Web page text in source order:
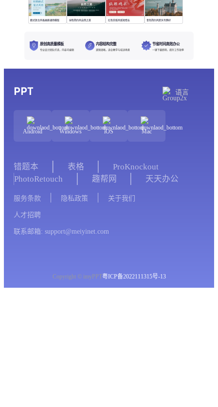
欧式复古风格画册通用模版 绿色简约风自然之美 红色剪纸风纸短情长 青色简约风愿岁月静好
原创高质量模板
专业设计团队打造，内容可编辑
内容结构完整
逻辑清晰，适合教学与培训场景
节省时间高效办公
一键下载即用，提升工作效率
PPT 语言
Android Windows iOS Mac
错题本 表格
ProKnockout
PhotoRetouch
趣帮网 天天办公
服务条款 隐私政策 关于我们
人才招聘
联系邮箱: support@meiyinet.com
Copyright © imyPPT粤ICP备2022111315号-13